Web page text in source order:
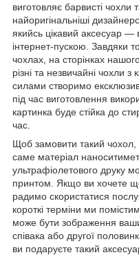
виготовляє барвисті чохли
найоригінальніші
якийсь цікавий аксесуар
інтернет-пускою. Завдяки
чохлах, на сторінках
різні та незвичайні чохли
силами створимо
під час виготовлення
картинка буде стійка до
час.
Щоб замовити такий чохол,
саме матеріал
ультрафіолетового друку
принтом. Якщо ви хочете
радимо скористатися
короткі терміни ми
може бути зображення
співака або другої
ви подаруєте такий